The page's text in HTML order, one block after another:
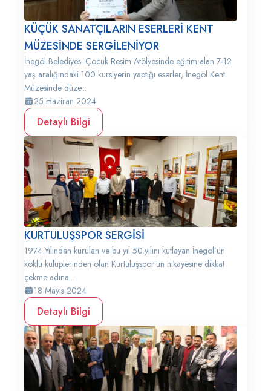
KÜÇÜK SANATÇILARIN ESERLERİ KENT
MÜZESİNDE SERGİLENİYOR
İnegöl Belediyesi Çocuk Resim Atölyesinde eğitim alan 7-12
yaş aralığındaki 100 kursiyerin yaptığı eserler, İnegöl Kent
Müzesinde düze...
25 Haziran 2024
Detaylı Bilgi
KURTULUŞSPOR SERGİSİ
1974 Yılından kurulan ve bu yıl 50.yılını kutlayan İnegöl’ün
köklü kulüplerinden olan Kurtuluşspor’un hikayesine dikkat
çekme adına...
18 Mayıs 2024
Detaylı Bilgi